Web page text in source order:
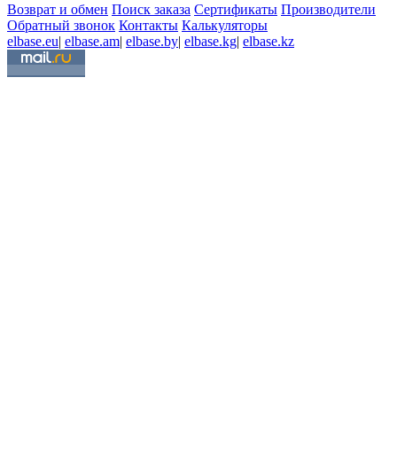
Возврат и обмен Поиск заказа Сертификаты Производители
Обратный звонок Контакты Калькуляторы
elbase.eu| elbase.am| elbase.by| elbase.kg| elbase.kz